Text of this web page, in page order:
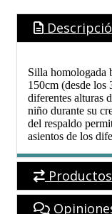
Silla homologada
150cm (desde los
diferentes alturas
niño durante su
del respaldo
asientos de los